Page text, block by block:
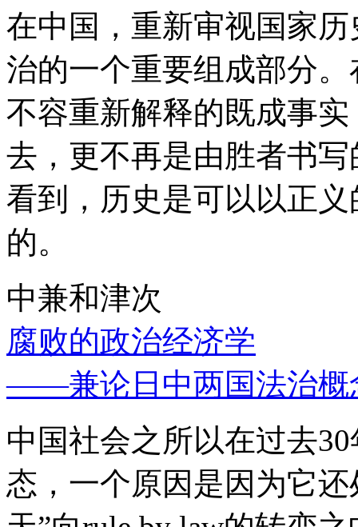
在中国，重新审视国家
治的一个重要组成部分
不容重新解释的既成事
去，更不再是由胜者书
看到，历史是可以以正
的。
中兼和津次
腐败的政治经济学
——兼论日中两国法治概
中国社会之所以在过去
态，一个原因是因为它